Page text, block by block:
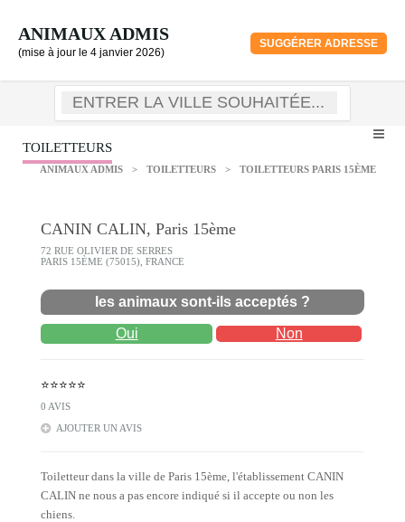
ANIMAUX ADMIS
(mise à jour le 4 janvier 2026)
SUGGÉRER ADRESSE
TOILETTEURS
ANIMAUX ADMIS > TOILETTEURS > TOILETTEURS PARIS 15ÈME
CANIN CALIN, Paris 15ème
72 RUE OLIVIER DE SERRES
PARIS 15ÈME (75015), FRANCE
les animaux sont-ils acceptés ?
Oui Non
⭐⭐⭐⭐⭐
0 AVIS
AJOUTER UN AVIS
Toiletteur dans la ville de Paris 15ème, l'établissement CANIN
CALIN ne nous a pas encore indiqué si il accepte ou non les
chiens.